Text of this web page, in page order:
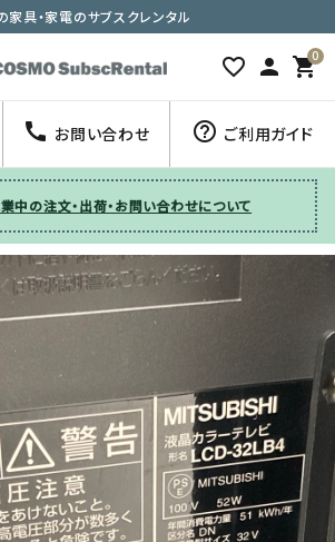
家具・家電のサブスクレンタル
favorite_border person 0
shopping_cart
call お問い合わせ help_outline ご利用ガイド
中の注文・出荷・お問い合わせについて